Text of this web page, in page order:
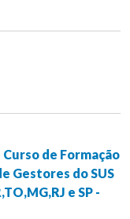
Curso de Formação
Gestores do SUS
e SP -